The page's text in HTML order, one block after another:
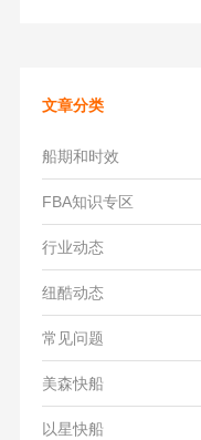
文章分类
船期和时效
FBA知识专区
行业动态
纽酷动态
常见问题
美森快船
以星快船